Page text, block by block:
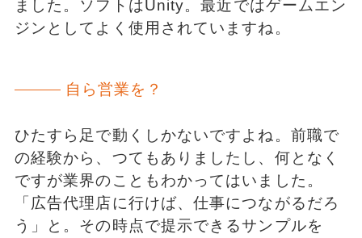
ました。ソフトはUnity。最近ではゲームエン
ジンとしてよく使用されていますね。
自ら営業を？
ひたすら足で動くしかないですよね。前職で
の経験から、つてもありましたし、何となく
ですが業界のこともわかってはいました。
「広告代理店に行けば、仕事につながるだろ
う」と。その時点で提示できるサンプルを